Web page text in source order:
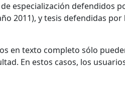
especialización defendidos
2011), y tesis defendidas por
en texto completo sólo
En estos casos, los